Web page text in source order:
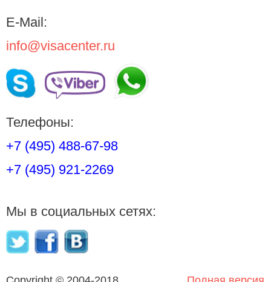
E-Mail:
info@visacenter.ru
Телефоны:
+7 (495) 488-67-98
+7 (495) 921-2269
Мы в социальных сетях: